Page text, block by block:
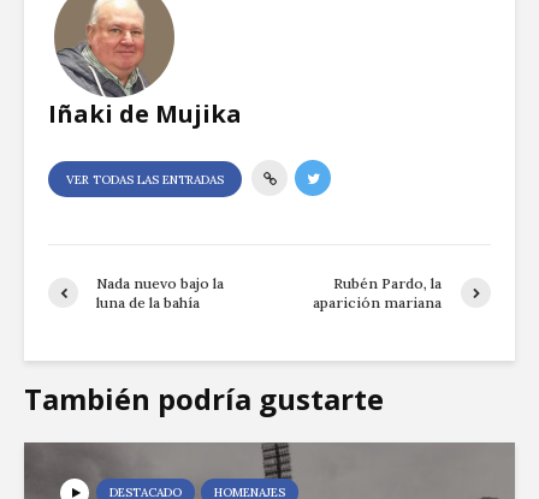
Iñaki de Mujika
VER TODAS LAS ENTRADAS
Nada nuevo bajo la
luna de la bahía
Rubén Pardo, la
aparición mariana
También podría gustarte
DESTACADO HOMENAJES